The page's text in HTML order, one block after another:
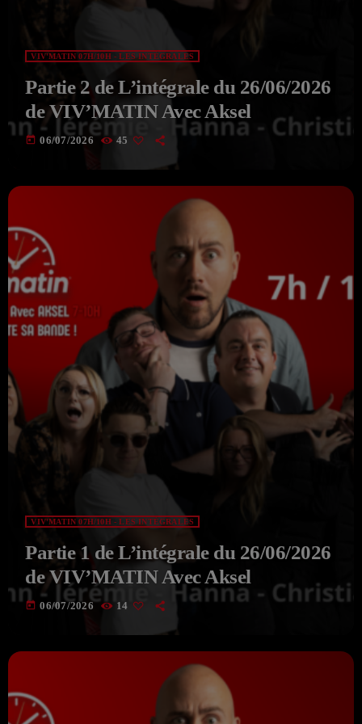
VIV'MATIN 07H/10H - LES INTÉGRALES
Partie 2 de L’intégrale du 26/06/2026
de VIV’MATIN Avec Aksel
today 06/07/2026 45
VIV'MATIN 07H/10H - LES INTÉGRALES
Partie 1 de L’intégrale du 26/06/2026
de VIV’MATIN Avec Aksel
today 06/07/2026 14